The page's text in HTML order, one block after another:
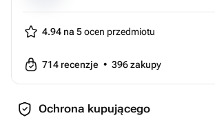
4.94 na 5ocen przedmiotu
714 recenzje • 396zakupy
Ochrona kupującego